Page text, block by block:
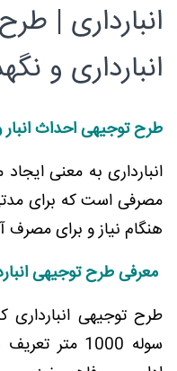
انبارداری |
انبارداری و
طرح توجیهی احداث انبار
انبارداری به معنی ایجاد
مصرفی است که برای
هنگام نیاز و برای مصرف
معرفی طرح توجیهی
طرح توجیهی انبارداری
سوله 1000